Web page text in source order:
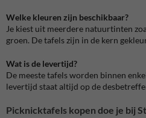
Welke kleuren zijn beschikbaar?
Je kiest uit meerdere natuurtinten
groen. De tafels zijn in de kern
Wat is de levertijd?
De meeste tafels worden binnen
levertijd staat altijd op de
Picknicktafels kopen doe je bij